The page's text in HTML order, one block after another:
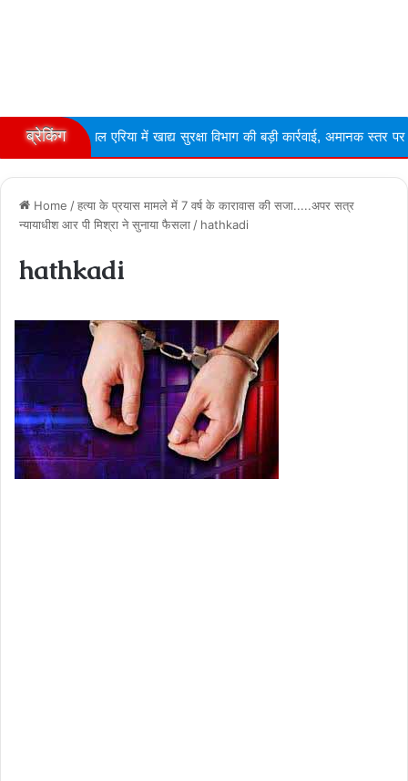
ब्रेकिंग
एरिया में खाद्य सुरक्षा विभाग की बड़ी कार्रवाई, अमानक स्तर पर ...
Home /हत्या के प्रयास मामले में 7 वर्ष के कारावास की सजा.....अपर सत्र
न्यायाधीश आर पी मिश्रा ने सुनाया फैसला / hathkadi
hathkadi